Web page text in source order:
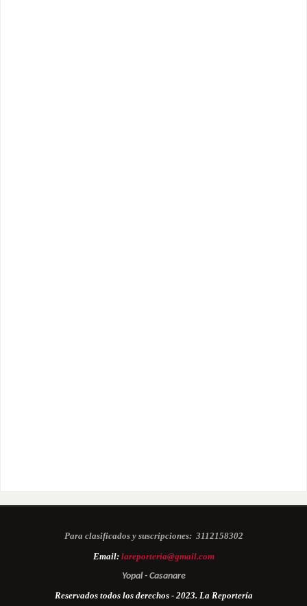
Para clasificados y suscripciones: 3112158302
Email: lareporteria@gmail.com
Yopal - Casanare
Reservados todos los derechos - 2023. La Reportería